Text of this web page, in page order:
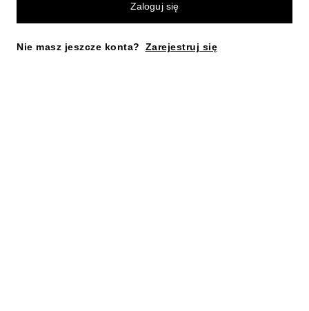
Zaloguj się
Nie masz jeszcze konta? Zarejestruj się